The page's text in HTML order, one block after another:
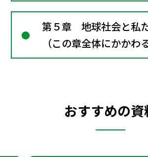
第５章 地球社会と私
（この章全体にかかわ
料）
おすすめの資